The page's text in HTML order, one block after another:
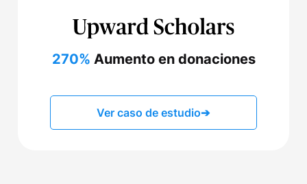
270% Aumento en donaciones
Ver caso de estudio➔